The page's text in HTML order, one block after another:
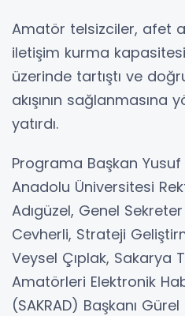
Amatör telsizciler, afet
iletişim kurma
üzerinde tartıştı ve
akışının sağlanmasına
yatırdı.
Programa Başkan Yusuf
Anadolu Üniversitesi
Adıgüzel, Genel Sekreter
Cevherli, Strateji
Veysel Çıplak, Sakarya
Amatörleri Elektronik
(SAKRAD) Başkanı